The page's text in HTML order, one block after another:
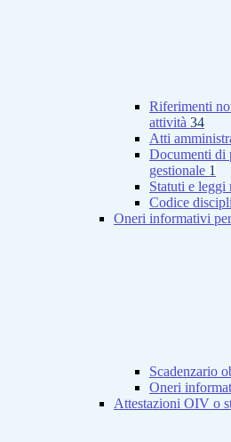
Riferimenti
attività 34
Atti
Documenti di
gestionale 1
Statuti e leggi
Codice
Oneri informativi
Scadenzario
Oneri
Attestazioni OIV o